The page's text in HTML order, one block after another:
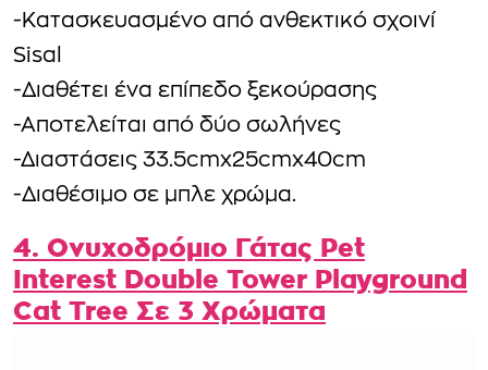
-Κατασκευασμένο από ανθεκτικό σχοινί
Sisal
-Διαθέτει ένα επίπεδο ξεκούρασης
-Αποτελείται από δύο σωλήνες
-Διαστάσεις 33.5cmx25cmx40cm
-Διαθέσιμο σε μπλε χρώμα.
4. Ονυχοδρόμιο Γάτας Pet
Interest Double Tower Playground
Cat Tree Σε 3 Χρώματα